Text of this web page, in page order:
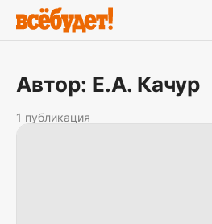
Автор: Е.А. Качур
1 публикация